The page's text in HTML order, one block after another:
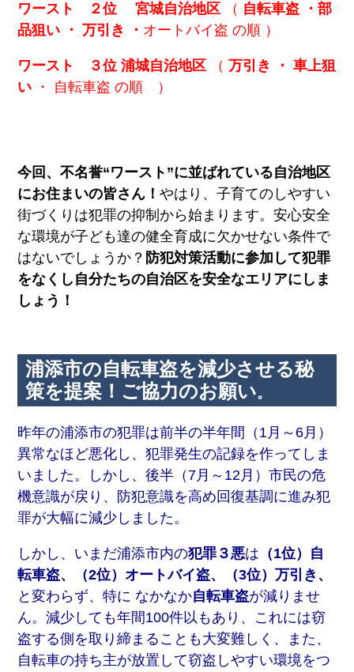
ワースト ２位 宮城自治地区 （ 自転車盗 ・部
品狙い ・ 万引き ・ オートバイ盗 の順 ）
ワースト ３位浦城自治地区 （万引き ・ 車上狙
い ・ 自転車盗 の順 ）
今回、不名誉“ワースト”に並ばれている自治地区
にお住まいの皆さん！やはり、子育てのしやすい
街づくりは犯罪の抑制から始まります。安心安全
な環境が子ども達の健全育成に欠かせない条件で
はないでしょうか？ 防犯対策活動に参加して犯罪
をなくし自分たちの自治区を安全なエリアにしま
しょう！
浦添市の自転車盗を減少させる秘
策を提案！ご協力のお願い。
昨年の浦添市の犯罪は前半の半年間（1月～6月）
異常なほど悪化し、犯罪発生の記録を作ってしま
いました。しかし、後半（7月～12月）市民の危
機意識が戻り、防犯意識を高め回復基調に進み犯
罪が大幅に減少しました。
しかし、いまだ浦添市内の犯罪３悪は （1位）自
転車盗、（2位）オートバイ盗、（3位）万引き、
と変わらず、特に なかなか自転車盗が減りませ
ん。減少しても年間100件以もあり、これには窃
盗する側を取り締まることも大変難しく、また、
自転車の持ち主が放置して窃盗しやすい環境をつ